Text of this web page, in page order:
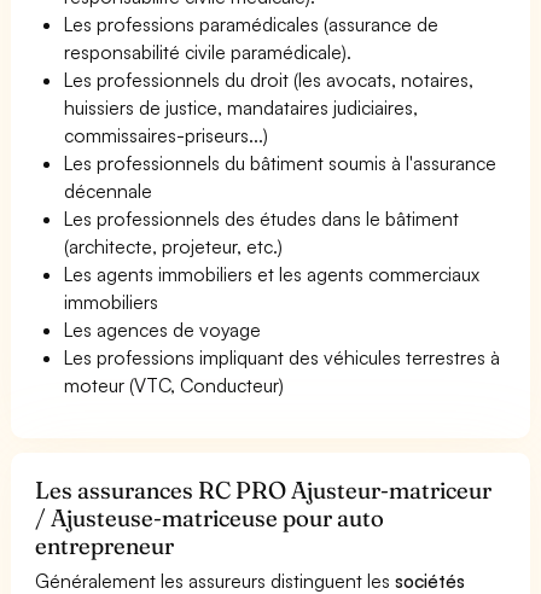
Les professions paramédicales (assurance de
responsabilité civile paramédicale).
Les professionnels du droit (les avocats, notaires,
huissiers de justice, mandataires judiciaires,
commissaires-priseurs...)
Les professionnels du bâtiment soumis à l'assurance
décennale
Les professionnels des études dans le bâtiment
(architecte, projeteur, etc.)
Les agents immobiliers et les agents commerciaux
immobiliers
Les agences de voyage
Les professions impliquant des véhicules terrestres à
moteur (VTC, Conducteur)
Les assurances RC PRO Ajusteur-matriceur
/ Ajusteuse-matriceuse pour auto
entrepreneur
Généralement les assureurs distinguent lessociétés